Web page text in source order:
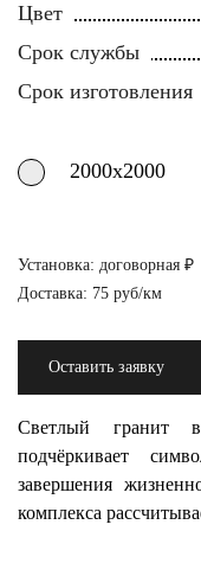
Цвет
Срок службы
Срок изготовления
2000х2000
Установка: договорная ₽
Доставка: 75 руб/км
Оставить заявку
Светлый гранит
подчёркивает
завершения
комплекса